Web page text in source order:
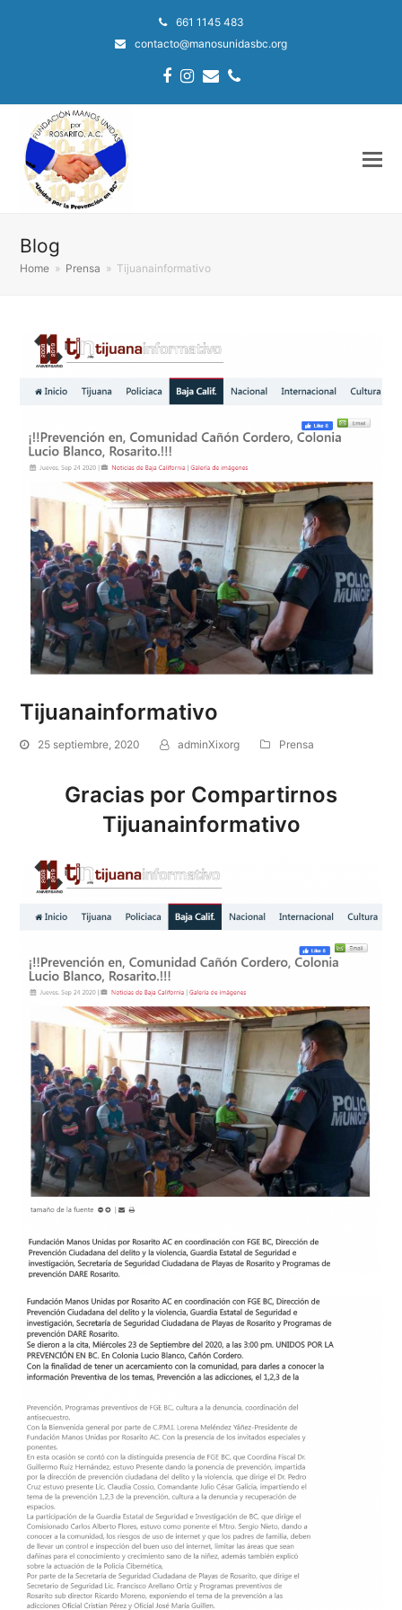
661 1145 483
contacto@manosunidasbc.org
Facebook
Instagram
EmailPhone
Blog
Home » Prensa » Tijuanainformativo
Tijuanainformativo
25 septiembre, 2020 adminXixorg Prensa
Gracias por Compartirnos
Tijuanainformativo